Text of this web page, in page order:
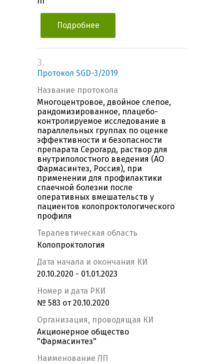
Подробнее
3.
Протокол SGD-3/2019
Название протокола
Многоцентровое, двойное слепое,
рандомизированное, плацебо-
контролируемое исследование в
параллельных группах по оценке
эффективности и безопасности
препарата Серогард, раствор для
внутриполостного введения (АО
Фармасинтез, Россия), при
применении для профилактики
спаечной болезни после
оперативных вмешательств у
пациентов колопроктологического
профиля
Терапевтическая область
Колопроктология
Дата начала и окончания КИ
20.10.2020 - 01.01.2023
Номер и дата РКИ
№ 583 от 20.10.2020
Организация, проводящая КИ
Акционерное общество
"Фармасинтез"
Наименование ЛП